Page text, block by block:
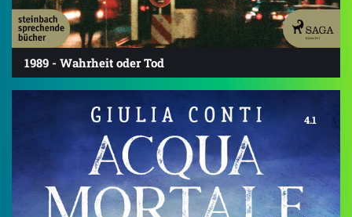
1989 - Wahrheit oder Tod
4.1